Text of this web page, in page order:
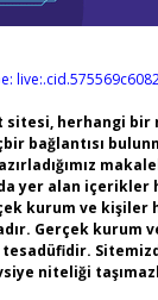
sitesi, herhangi bir
bağlantısı
yer alan içerikler
kurum ve kişiler
Gerçek kurum
niteliği